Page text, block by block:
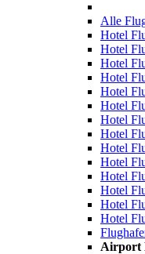
Alle
Hotel
Hotel
Hotel
Hotel
Hotel
Hotel
Hotel
Hotel
Hotel
Hotel
Hotel
Hotel
Hotel
Hotel
Airport